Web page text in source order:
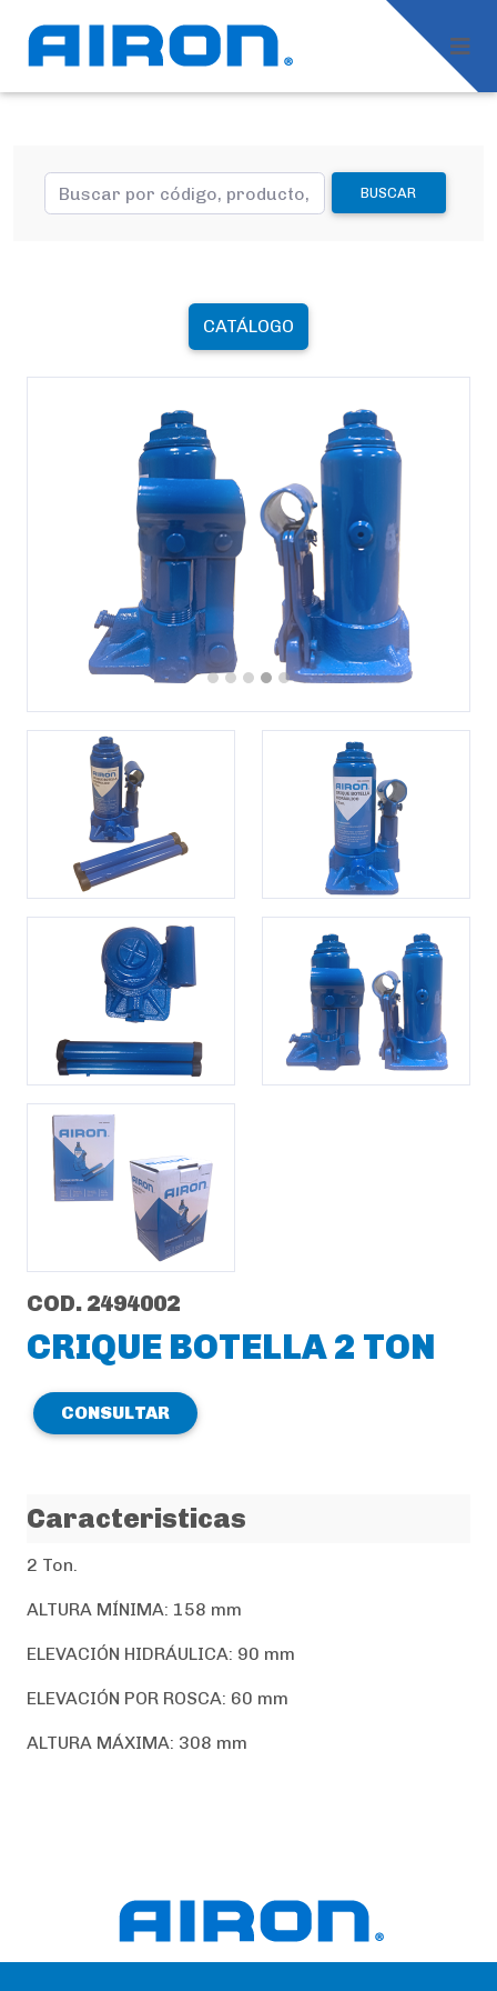
BUSCAR
CATÁLOGO
COD. 2494002
CRIQUE BOTELLA 2 TON
CONSULTAR
Caracteristicas
2 Ton.
ALTURA MÍNIMA: 158 mm
ELEVACIÓN HIDRÁULICA: 90 mm
ELEVACIÓN POR ROSCA: 60 mm
ALTURA MÁXIMA: 308 mm